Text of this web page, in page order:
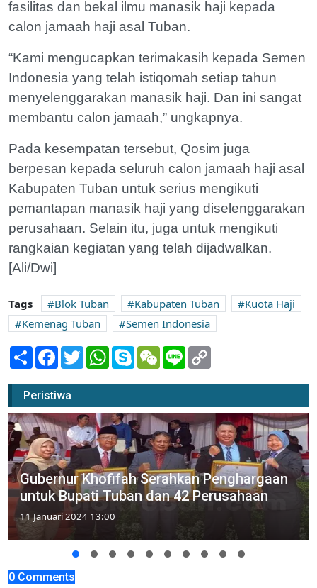
fasilitas dan bekal ilmu manasik haji kepada
calon jamaah haji asal Tuban.
“Kami mengucapkan terimakasih kepada Semen
Indonesia yang telah istiqomah setiap tahun
menyelenggarakan manasik haji. Dan ini sangat
membantu calon jamaah,” ungkapnya.
Pada kesempatan tersebut, Qosim juga
berpesan kepada seluruh calon jamaah haji asal
Kabupaten Tuban untuk serius mengikuti
pemantapan manasik haji yang diselenggarakan
perusahaan. Selain itu, juga untuk mengikuti
rangkaian kegiatan yang telah dijadwalkan.
[Ali/Dwi]
Tags Blok Tuban Kabupaten Tuban
Kuota Haji
Kemenag Tuban
Semen Indonesia
Share Facebook
TwitterWhatsApp
SkypeWeChatLine
Peristiwa
Gubernur Khofifah Serahkan Penghargaan
untuk Bupati Tuban dan 42 Perusahaan
11 Januari 2024 13:00
0 Comments